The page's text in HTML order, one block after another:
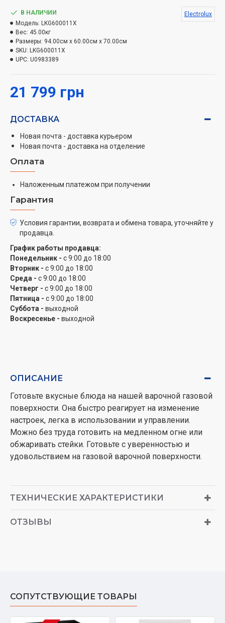
21 799 грн
В НАЛИЧИИ
Модель: LKG600011X
Вес: 45.00кг
Размеры: 94.00см x 60.00см x 70.00см
SKU: LKG600011X
UPC: U0983389
Electrolux
ДОСТАВКА
Новая почта - доставка курьером
Новая почта - доставка на отделение
Оплата
Наложенным платежом при получении
Гарантия
Условия гарантии, возврата и обмена товара, уточняйте у
продавца.
График работы продавца:
Понедельник - с 9:00 до 18:00
Вторник - с 9:00 до 18:00
Среда - с 9:00 до 18:00
Четверг - с 9:00 до 18:00
Пятница - с 9:00 до 18:00
Суббота - выходной
Воскресенье - выходной
ОПИСАНИЕ
Готовьте вкусные блюда на нашей варочной газовой
поверхности. Она быстро реагирует на изменение
настроек, легка в использовании и управлении.
Можно без труда готовить на медленном огне или
обжаривать стейки. Готовьте с уверенностью и
удовольствием на газовой варочной поверхности.
ТЕХНИЧЕСКИЕ ХАРАКТЕРИСТИКИ
ОТЗЫВЫ
СОПУТСТВУЮЩИЕ ТОВАРЫ